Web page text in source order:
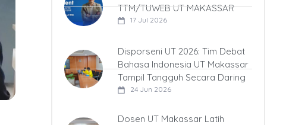
TTM/TUWEB UT MAKASSAR
17 Jul 2026
Disporseni UT 2026: Tim Debat
Bahasa Indonesia UT Makassar
Tampil Tangguh Secara Daring
24 Jun 2026
Dosen UT Makassar Latih